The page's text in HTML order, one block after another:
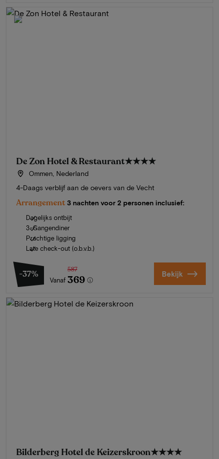
De Zon Hotel & Restaurant★★★★
Ommen, Nederland
4-Daags verblijf aan de oevers van de Vecht
Arrangement 3 nachten voor 2 personen inclusief:
Dagelijks ontbijt
3-Gangendiner
Prachtige ligging
Late check-out (o.b.v.b.)
-37%
Vanaf
587
369 Bekijk
Bilderberg Hotel de Keizerskroon★★★★